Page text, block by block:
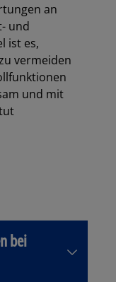
an
und
ist es,
vermeiden
und mit
bei